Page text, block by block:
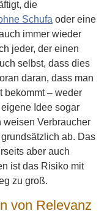
die
Schufa oder eine
immer wieder
jeder, der einen
selbst, dass dies
daran, dass man
bekommt – weder
Idee sogar
weisen Verbraucher
ab. Das
aber auch
ist das Risiko mit
zu groß.
von Relevanz